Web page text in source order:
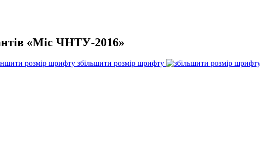
«Міс ЧНТУ-2016»
збільшити розмір шрифту